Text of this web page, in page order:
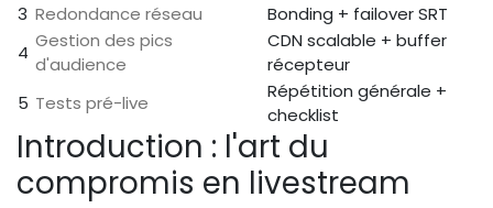
3 Redondance réseau
Bonding + failover SRT
4
Gestion des pics
d'audience
CDN scalable + buffer
récepteur
5 Tests pré-live
Répétition générale +
checklist
Introduction : l'art du
compromis en livestream